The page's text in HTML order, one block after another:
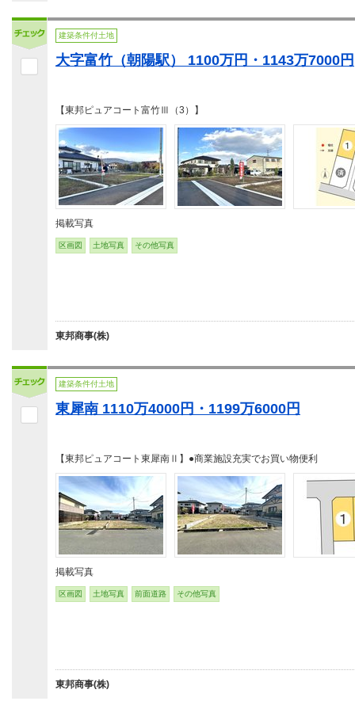
建築条件付土地
大字富竹（朝陽駅） 1100万円・1143万7000円
【東邦ピュアコート富竹Ⅲ（3）】
掲載写真
区画図 土地写真 その他写真
東邦商事(株)
建築条件付土地
東犀南 1110万4000円・1199万6000円
【東邦ピュアコート東犀南Ⅱ】●商業施設充実でお買い物便利
掲載写真
区画図 土地写真 前面道路 その他写真
東邦商事(株)